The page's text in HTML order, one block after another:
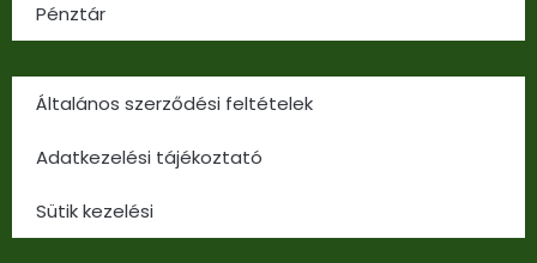
Pénztár
Általános szerződési feltételek
Adatkezelési tájékoztató
Sütik kezelési